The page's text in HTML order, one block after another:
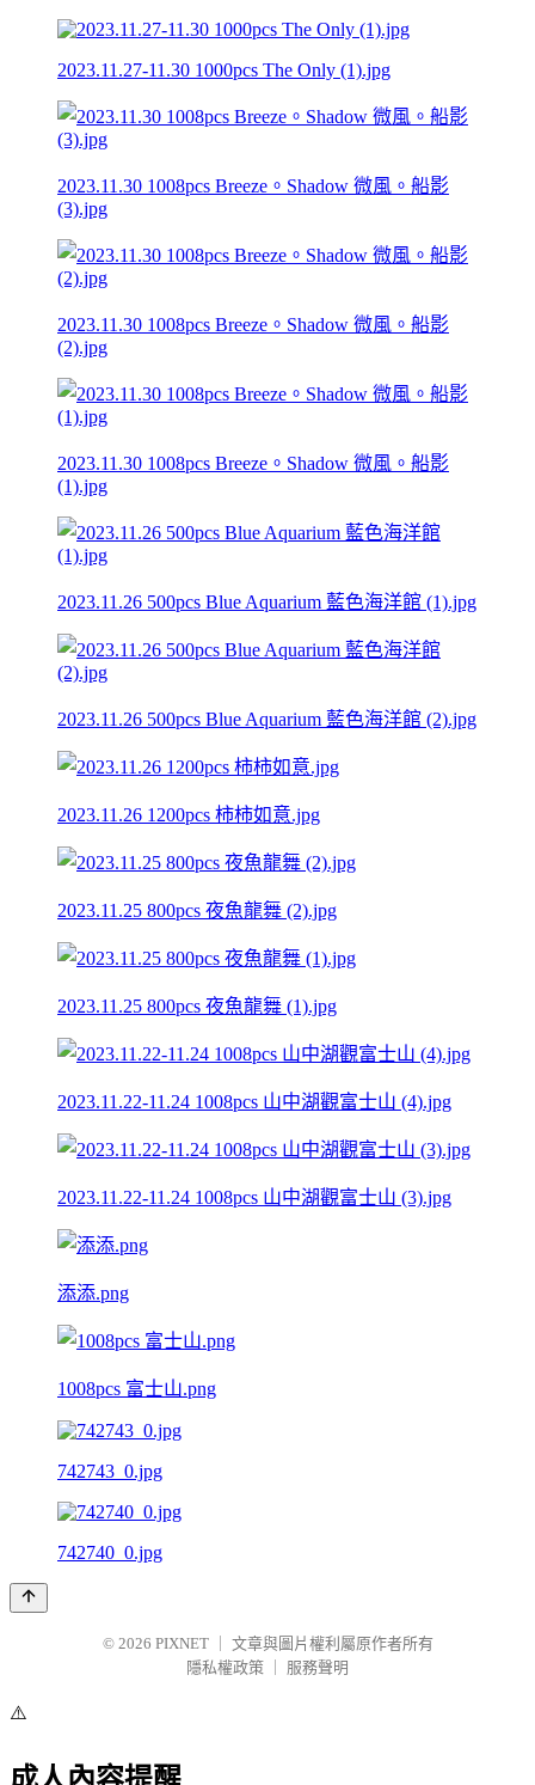
2023.11.27-11.30 1000pcs The Only (1).jpg
2023.11.30 1008pcs Breeze。Shadow 微風。船影
(3).jpg
2023.11.30 1008pcs Breeze。Shadow 微風。船影
(2).jpg
2023.11.30 1008pcs Breeze。Shadow 微風。船影
(1).jpg
2023.11.26 500pcs Blue Aquarium 藍色海洋館 (1).jpg
2023.11.26 500pcs Blue Aquarium 藍色海洋館 (2).jpg
2023.11.26 1200pcs 柿柿如意.jpg
2023.11.25 800pcs 夜魚龍舞 (2).jpg
2023.11.25 800pcs 夜魚龍舞 (1).jpg
2023.11.22-11.24 1008pcs 山中湖觀富士山 (4).jpg
2023.11.22-11.24 1008pcs 山中湖觀富士山 (3).jpg
添添.png
1008pcs 富士山.png
742743_0.jpg
742740_0.jpg
© 2026 PIXNET
文章與圖片權利屬原作者所有
隱私權政策
服務聲明
⚠️
成人內容提醒